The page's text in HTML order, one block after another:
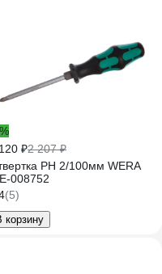
₽2 207 ₽
PH 2/100мм WERA
008752
(5)
корзину